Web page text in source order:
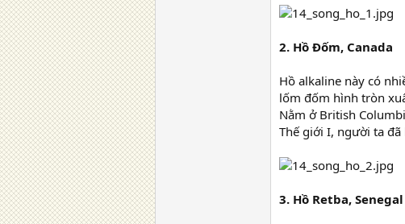
2. Hồ Đốm, Canada
Hồ alkaline này có
lốm đốm hình tròn
Nằm ở British
Thế giới I, người ta
3. Hồ Retba, Senegal